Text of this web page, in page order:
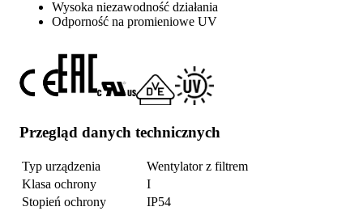
Wysoka niezawodność działania
Odporność na promieniowe UV
Przegląd danych technicznych
Typ urządzenia
Wentylator z filtrem
Klasa ochrony
I
Stopień ochrony
IP54